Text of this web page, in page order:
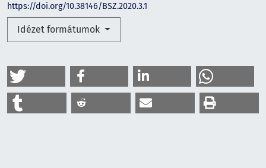
https://doi.org/10.38146/BSZ.2020.3.1
Idézet formátumok